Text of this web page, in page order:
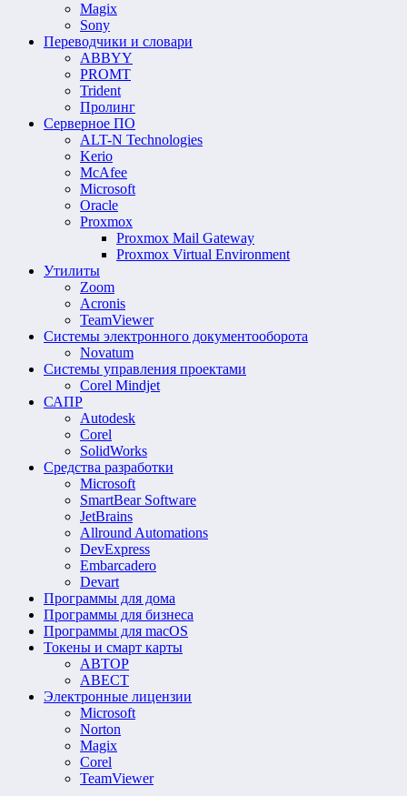
Magix
Sony
Переводчики и словари
ABBYY
PROMT
Trident
Пролинг
Серверное ПО
ALT-N Technologies
Kerio
McAfee
Microsoft
Oracle
Proxmox
Proxmox Mail Gateway
Proxmox Virtual Environment
Утилиты
Zoom
Acronis
TeamViewer
Системы электронного документооборота
Novatum
Системы управления проектами
Corel Mindjet
САПР
Autodesk
Corel
SolidWorks
Средства разработки
Microsoft
SmartBear Software
JetBrains
Allround Automations
DevExpress
Embarcadero
Devart
Программы для дома
Программы для бизнеса
Программы для macOS
Токены и смарт карты
АВТОР
АВЕСТ
Электронные лицензии
Microsoft
Norton
Magix
Corel
TeamViewer